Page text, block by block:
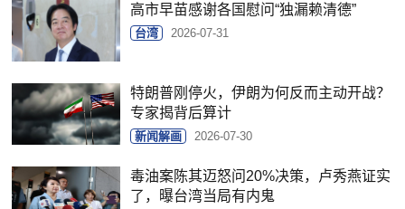
高市早苗感谢各国慰问“独漏赖清德”
台湾 2026-07-31
特朗普刚停火，伊朗为何反而主动开战？
专家揭背后算计
新闻解画 2026-07-30
毒油案陈其迈怒问20%决策，卢秀燕证实
了，曝台湾当局有内鬼